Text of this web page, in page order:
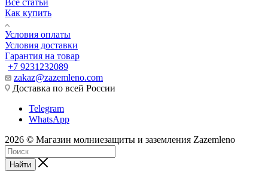
Как купить
Условия оплаты
Условия доставки
Гарантия на товар
+7 9231232089
zakaz@zazemleno.com
Доставка по всей России
Telegram
WhatsApp
2026 © Магазин молниезащиты и заземления Zazemleno
Найти